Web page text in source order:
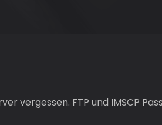
vergessen. FTP und IMSCP